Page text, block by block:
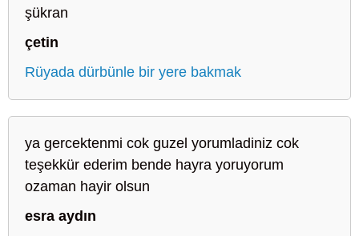
şükran
çetin
Rüyada dürbünle bir yere bakmak
ya gercektenmi cok guzel yorumladiniz cok
teşekkür ederim bende hayra yoruyorum
ozaman hayir olsun
esra aydın